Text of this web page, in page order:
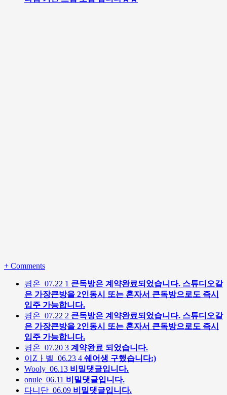
+ Comments
평온 07.22 1 큰독방은 계약완료되었습니다. 스튜디오같
은 가장큰방을 2인동시 또는 혼자서 큰독방으로도 즉시
입주 가능합니다.
평온 07.22 2 큰독방은 계약완료되었습니다. 스튜디오같
은 가장큰방을 2인동시 또는 혼자서 큰독방으로도 즉시
입주 가능합니다.
평온 07.20 3 계약완료 되었습니다.
이Zㅏ벨 06.23 4 쉐어생 구했습니다:)
Wooly 06.13 비밀댓글입니다.
onule 06.11 비밀댓글입니다.
다니단 06.09 비밀댓글입니다.